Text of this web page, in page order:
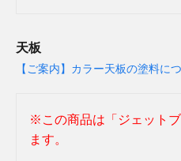
天板
【ご案内】カラー天板の塗料に
※この商品は「ジェット
ます。